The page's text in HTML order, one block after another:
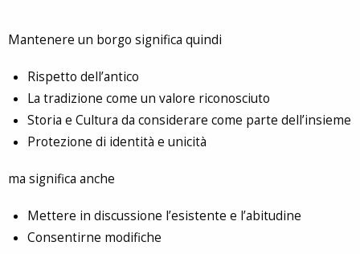
Mantenere un borgo significa quindi
Rispetto dell’antico
La tradizione come un valore riconosciuto
Storia e Cultura da considerare come parte dell’insieme
Protezione di identità e unicità
ma significa anche
Mettere in discussione l’esistente e l’abitudine
Consentirne modifiche